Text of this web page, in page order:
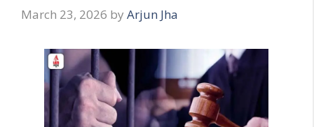
March 23, 2026 by Arjun Jha